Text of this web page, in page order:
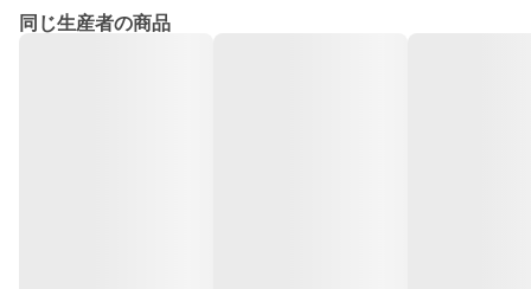
同じ生産者の商品